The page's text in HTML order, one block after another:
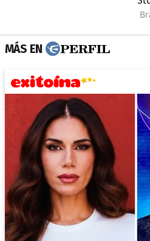
MÁS EN